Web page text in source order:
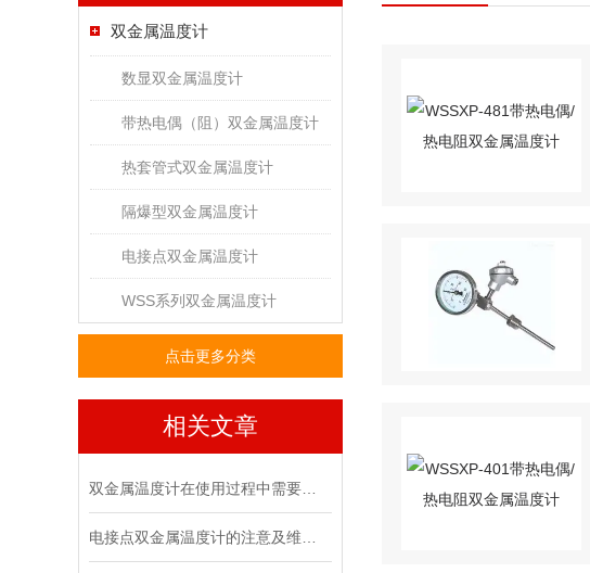
双金属温度计
数显双金属温度计
带热电偶（阻）双金属温度计
热套管式双金属温度计
隔爆型双金属温度计
电接点双金属温度计
WSS系列双金属温度计
点击更多分类
相关文章